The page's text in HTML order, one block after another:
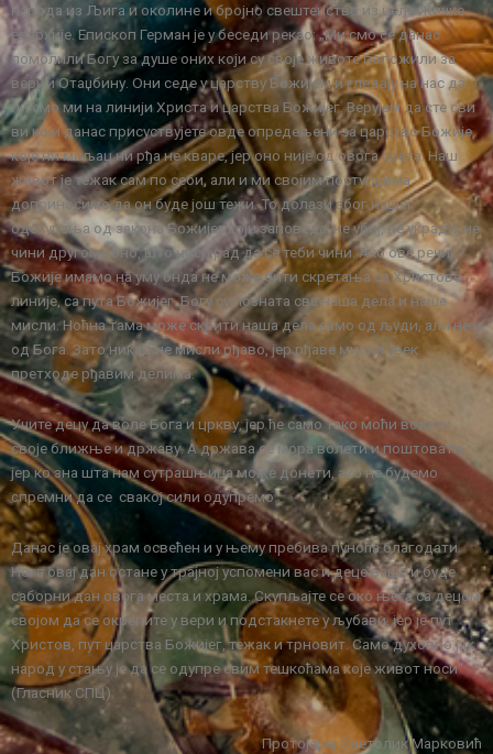
народа из Љига и околине и бројно свештенство из целе Жичке
епархије. Епископ Герман је у беседи рекао: „Ми смо се данас
помолили Богу за душе оних који су своје животе положили за
веру и Отаџбину. Они седе у царству Божијем и гледају на нас да
ли смо ми на линији Христа и царства Божијег. Верујем да сте сви
ви који данас присуствујете овде опредељени за царство Божије,
које ни мољац ни рђа не кваре, јер оно није од овога света. Наш
живот је тежак сам по себи, али и ми својим поступцима
доприносимо да он буде још тежи. То долази због нашег
одступања од закона Божијег који заповеда: не убиј, не укради, не
чини другоме оно, што ниси рад да се теби чини. Ако ове речи
Божије имамо на уму онда не може бити скретања са Христове
линије, са пута Божијег. Богу су позната сва наша дела и наше
мисли. Ноћна тама може скрити наша дела само од људи, али не и
од Бога. Зато никад не мисли рђаво, јер рђаве мисли увек
претходе рђавим делима.
Учите децу да воле Бога и цркву, јер ће само тако моћи волети
своје ближње и државу. А држава се мора волети и поштовати,
јер ко зна шта нам сутрашњица може донети, ако не будемо
спремни да се свакој сили одупремо.
Данас је овај храм освећен и у њему пребива пуноћа благодати.
Нека овај дан остане у трајној успомени вас и деце ваше и буде
саборни дан овога места и храма. Скупљајте се око њега са децом
својом да се окрепите у вери и подстакнете у љубави, јер је пут
Христов, пут царства Божијег, тежак и трновит. Само духовно јак
народ у стању је да се одупре свим тешкоћама које живот носи“
(Гласник СПЦ).
Протојереј Светолик Марковић